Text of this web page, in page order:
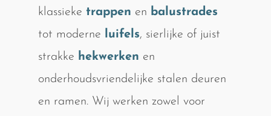
klassieke trappen en balustrades
tot moderne luifels, sierlijke of juist
strakke hekwerken en
onderhoudsvriendelijke stalen deuren
en ramen. Wij werken zowel voor